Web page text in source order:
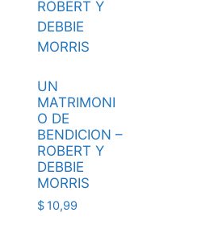
UN
MATRIMONI
O DE
BENDICION –
ROBERT Y
DEBBIE
MORRIS
$10,99